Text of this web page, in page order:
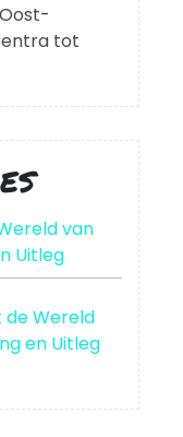
tot
van
Uitleg
de Wereld
en Uitleg